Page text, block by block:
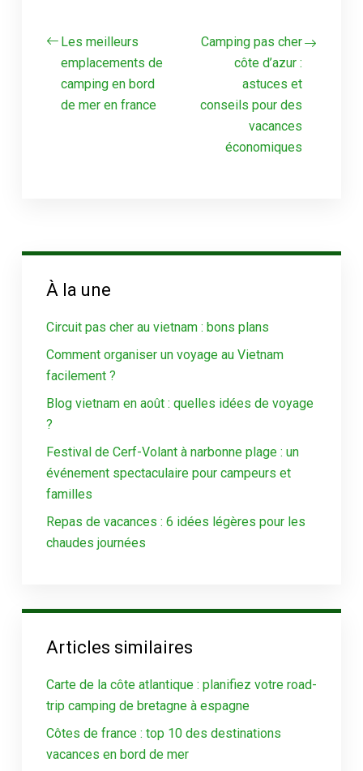
Les meilleurs
emplacements de
camping en bord
de mer en france
Camping pas cher
côte d’azur :
astuces et
conseils pour des
vacances
économiques
À la une
Circuit pas cher au vietnam : bons plans
Comment organiser un voyage au Vietnam
facilement ?
Blog vietnam en août : quelles idées de voyage
?
Festival de Cerf-Volant à narbonne plage : un
événement spectaculaire pour campeurs et
familles
Repas de vacances : 6 idées légères pour les
chaudes journées
Articles similaires
Carte de la côte atlantique : planifiez votre road-
trip camping de bretagne à espagne
Côtes de france : top 10 des destinations
vacances en bord de mer